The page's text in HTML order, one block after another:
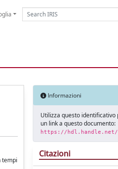
tempi
Informazioni
Utilizza questo
un link a questo documento:
https://hdl.handle.net/
Citazioni